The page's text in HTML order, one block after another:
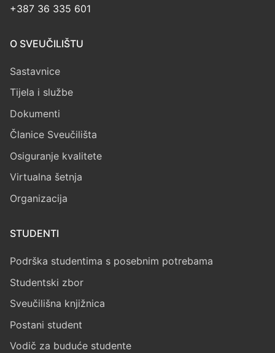
+387 36 335 601
O SVEUČILIŠTU
Sastavnice
Tijela i službe
Dokumenti
Članice Sveučilišta
Osiguranje kvalitete
Virtualna šetnja
Organizacija
STUDENTI
Podrška studentima s posebnim potrebama
Studentski zbor
Sveučilišna knjižnica
Postani student
Vodič za buduće studente